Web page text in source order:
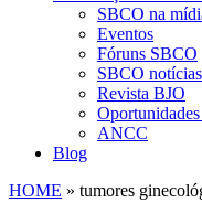
SBCO na
Eventos
Fóruns SBCO
SBCO notícias
Revista BJO
ANCC
Blog
HOME » tumores